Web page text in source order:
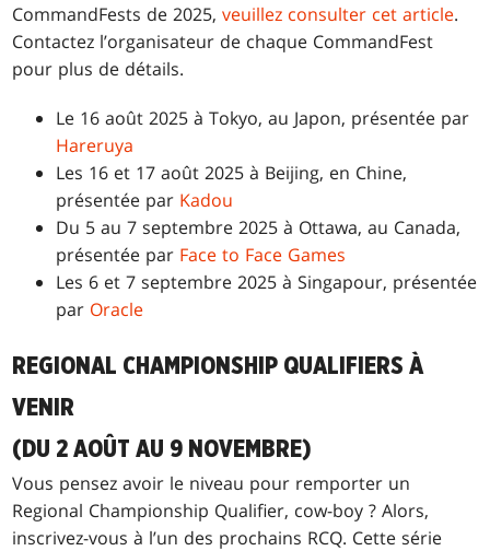
CommandFests de 2025,veuillez consulter cet article.
Contactez l’organisateur de chaque CommandFest
pour plus de détails.
Le 16 août 2025 à Tokyo, au Japon, présentée par
Hareruya
Les 16 et 17 août 2025 à Beijing, en Chine,
présentée par Kadou
Du 5 au 7 septembre 2025 à Ottawa, au Canada,
présentée par Face to Face Games
Les 6 et 7 septembre 2025 à Singapour, présentée
par Oracle
REGIONAL CHAMPIONSHIP QUALIFIERS À
VENIR
(DU 2 AOÛT AU 9 NOVEMBRE)
Vous pensez avoir le niveau pour remporter un
Regional Championship Qualifier, cow-boy ? Alors,
inscrivez-vous à l’un des prochains RCQ. Cette série